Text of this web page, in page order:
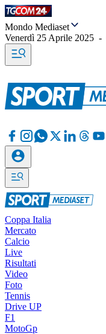
Mondo Mediaset
Venerdì 25 Aprile 2025 -
Coppa Italia
Mercato
Calcio
Live
Risultati
Video
Foto
Tennis
Drive UP
F1
MotoGp